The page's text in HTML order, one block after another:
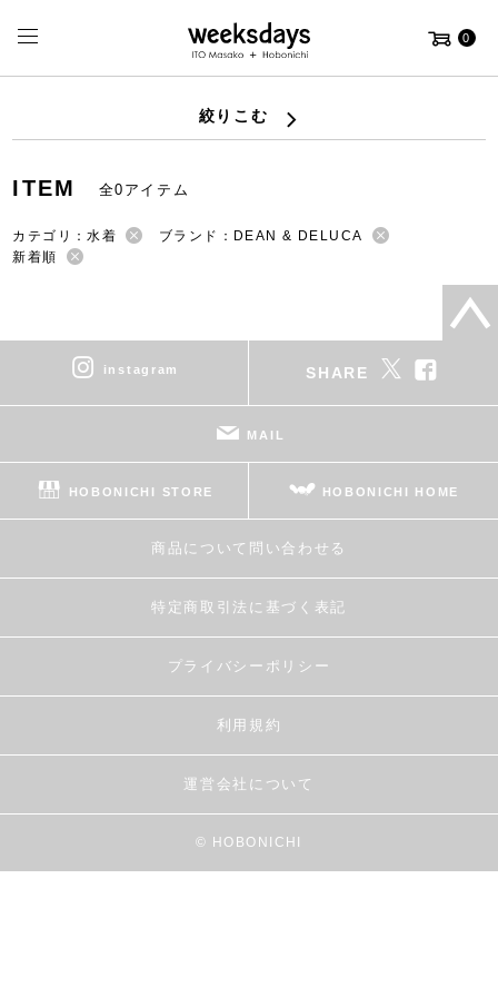
0
絞りこむ
ITEM 全0アイテム
カテゴリ：水着
ブランド：DEAN & DELUCA
新着順
instagram SHARE
MAIL
HOBONICHI STORE HOBONICHI HOME
商品について問い合わせる
特定商取引法に基づく表記
プライバシーポリシー
利用規約
運営会社について
© HOBONICHI